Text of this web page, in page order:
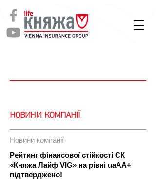
НОВИНИ КОМПАНІЇ
Новини компанії
Рейтинг фінансової стійкості СК
«Княжа Лайф VIG» на рівні uaAA+
підтверджено!